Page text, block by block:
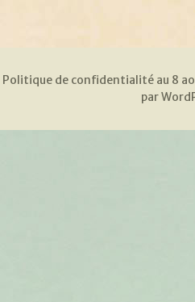
Politique de confidentialité au 8
par